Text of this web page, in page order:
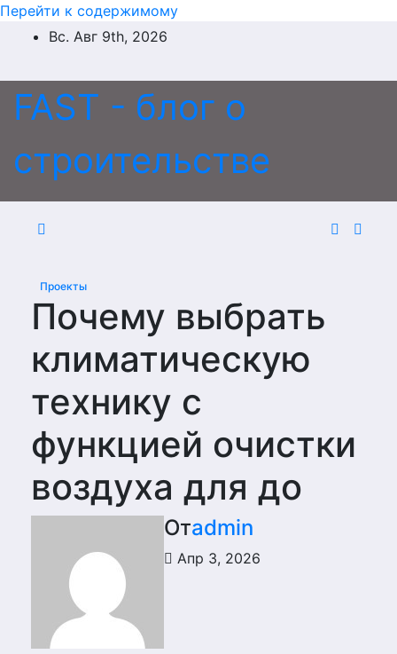
Перейти к содержимому
Вс. Авг 9th, 2026
FAST - блог о
строительстве
Проекты
Почему выбрать
климатическую
технику с
функцией очистки
воздуха для до
Отadmin
Апр 3, 2026